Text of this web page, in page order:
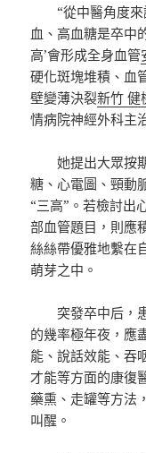
“從中醫角度
血、高血糖是卒中
高’會形成全身血管
硬化斑塊堆積、血
壁變薄決裂新竹 健
情病院神經外科主
她提出大眾按
糖、心電圖、頸動
“三高”。若檢討出
部血管題目，則應
絲絲帶優雅地繫在
萌芽之中。
突發卒中后，
的幾率極年夜，應
能、說話效能、吞
才能等方面的康復
藥熏、走罐等方法
叫醒。